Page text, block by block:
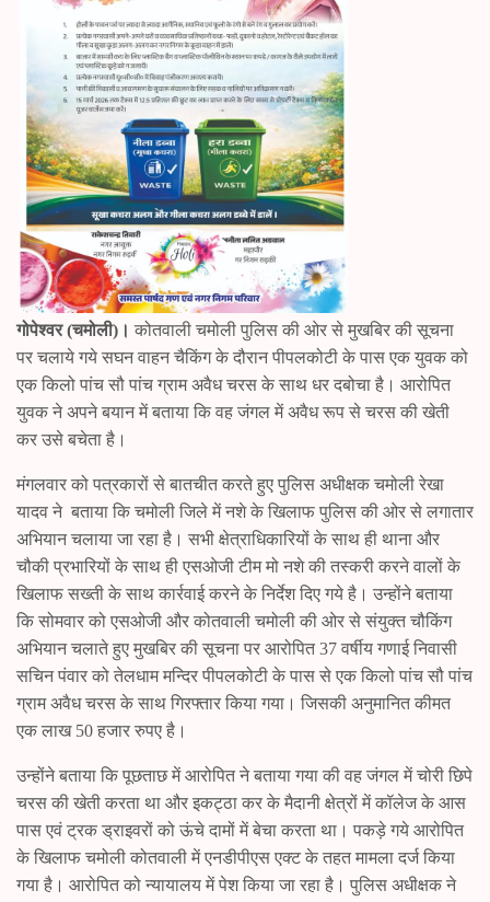
गोपेश्वर (चमोली)। कोतवाली चमोली पुलिस की ओर से मुखबिर की सूचना
पर चलाये गये सघन वाहन चैकिंग के दौरान पीपलकोटी के पास एक युवक को
एक किलो पांच सौ पांच ग्राम अवैध चरस के साथ धर दबोचा है। आरोपित
युवक ने अपने बयान में बताया कि वह जंगल में अवैध रूप से चरस की खेती
कर उसे बचेता है।
मंगलवार को पत्रकारों से बातचीत करते हुए पुलिस अधीक्षक चमोली रेखा
यादव ने बताया कि चमोली जिले में नशे के खिलाफ पुलिस की ओर से लगातार
अभियान चलाया जा रहा है। सभी क्षेत्राधिकारियों के साथ ही थाना और
चौकी प्रभारियों के साथ ही एसओजी टीम मो नशे की तस्करी करने वालों के
खिलाफ सख्ती के साथ कार्रवाई करने के निर्देश दिए गये है। उन्होंने बताया
कि सोमवार को एसओजी और कोतवाली चमोली की ओर से संयुक्त चौकिंग
अभियान चलाते हुए मुखबिर की सूचना पर आरोपित 37 वर्षीय गणाई निवासी
सचिन पंवार को तेलधाम मन्दिर पीपलकोटी के पास से एक किलो पांच सौ पांच
ग्राम अवैध चरस के साथ गिरफ्तार किया गया। जिसकी अनुमानित कीमत
एक लाख 50 हजार रुपए है।
उन्होंने बताया कि पूछताछ में आरोपित ने बताया गया की वह जंगल में चोरी छिपे
चरस की खेती करता था और इकट्ठा कर के मैदानी क्षेत्रों में कॉलेज के आस
पास एवं ट्रक ड्राइवरों को ऊंचे दामों में बेचा करता था। पकड़े गये आरोपित
के खिलाफ चमोली कोतवाली में एनडीपीएस एक्ट के तहत मामला दर्ज किया
गया है। आरोपित को न्यायालय में पेश किया जा रहा है। पुलिस अधीक्षक ने